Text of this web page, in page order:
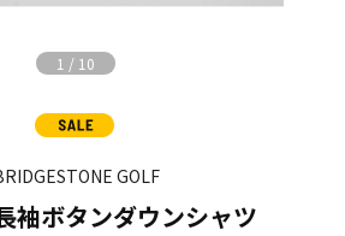
1 / 10
GOLF
袖ボタンダウンシャツ